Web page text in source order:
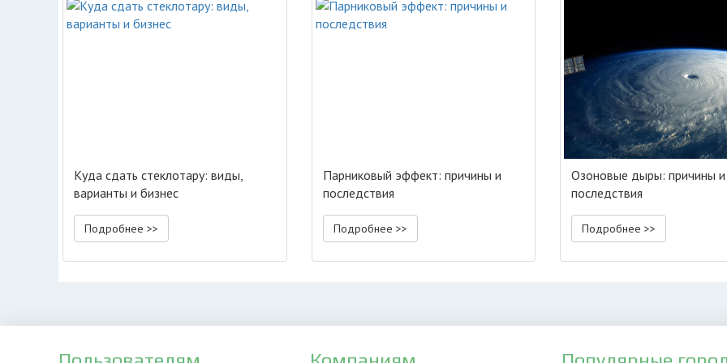
Куда сдать стеклотару: виды,
варианты и бизнес
Подробнее >>
Парниковый эффект: причины и
последствия
Подробнее >>
Озоновые дыры: причины и
последствия
Подробнее >>